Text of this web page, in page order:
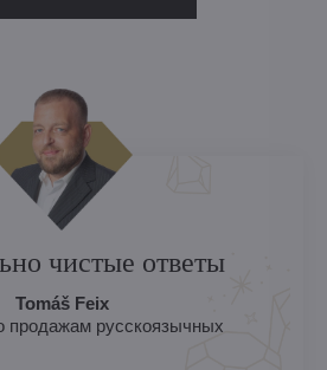
чистые ответы
Tomáš Feix
продажам русскоязычных